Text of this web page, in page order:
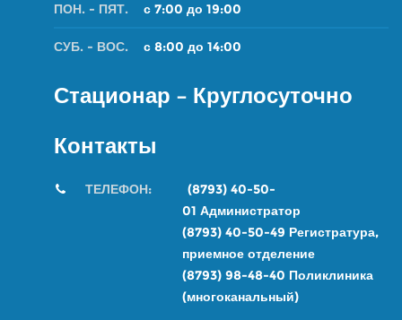
ПОН. - ПЯТ. с 7:00 до 19:00
СУБ. - ВОС. с 8:00 до 14:00
Стационар – Круглосуточно
Контакты
ТЕЛЕФОН: (8793) 40-50-
01 Администратор
(8793) 40-50-49 Регистратура,
приемное отделение
(8793) 98-48-40 Поликлиника
(многоканальный)